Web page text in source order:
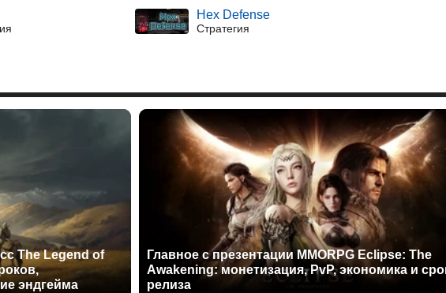
Hex Defense
Стратегия
The Legend of
эндгейма
Главное с презентации MMORPG Eclipse: The
Awakening: монетизация, PvP, экономика и
релиза